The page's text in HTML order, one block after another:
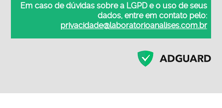
Em caso de dúvidas sobre a LGPD e o uso de seus
dados, entre em contato pelo:
privacidade@laboratorioanalises.com.br